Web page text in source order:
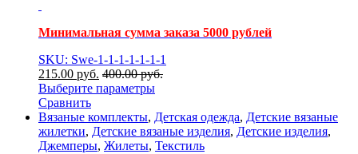
Минимальная сумма заказа 5000 рублей
SKU: Swe-1-1-1-1-1-1-1
215.00 руб. 400.00руб.
Выберите параметры
Сравнить
Вязаные комплекты, Детская одежда, Детские вязаные
жилетки, Детские вязаные изделия, Детские изделия,
Джемперы, Жилеты, Текстиль